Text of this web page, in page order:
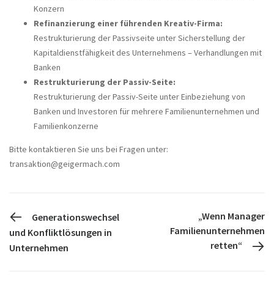
Konzern
Refinanzierung einer führenden Kreativ-Firma:
Restrukturierung der Passivseite unter Sicherstellung der
Kapitaldienstfähigkeit des Unternehmens – Verhandlungen mit
Banken
Restrukturierung der Passiv-Seite:
Restrukturierung der Passiv-Seite unter Einbeziehung von
Banken und Investoren für mehrere Familienunternehmen und
Familienkonzerne
Bitte kontaktieren Sie uns bei Fragen unter:
transaktion@geigermach.com
PREVIOUS POST
Generationswechsel
und Konfliktlösungen in
Unternehmen
„Wenn Manager
Familienunternehmen
retten“